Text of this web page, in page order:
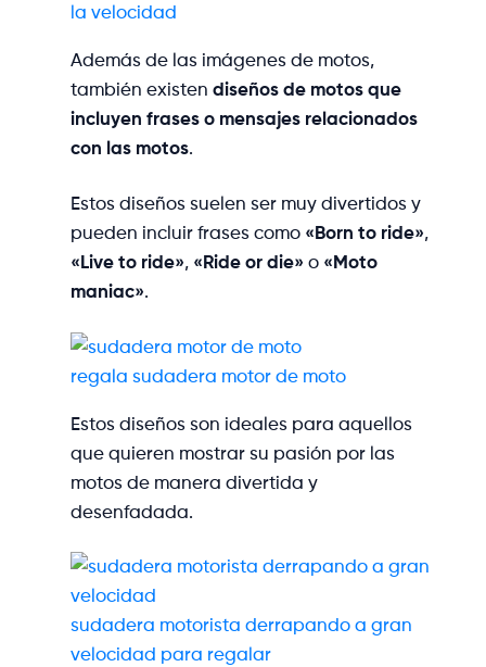
la velocidad
Además de las imágenes de motos,
también existen diseños de motos que
incluyen frases o mensajes relacionados
con las motos.
Estos diseños suelen ser muy divertidos y
pueden incluir frases como «Born to ride»,
«Live to ride», «Ride or die» o «Moto
maniac».
regala sudadera motor de moto
Estos diseños son ideales para aquellos
que quieren mostrar su pasión por las
motos de manera divertida y
desenfadada.
sudadera motorista derrapando a gran
velocidad para regalar